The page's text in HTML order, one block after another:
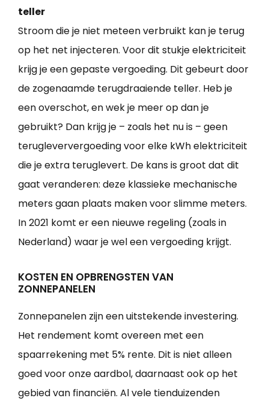
teller
Stroom die je niet meteen verbruikt kan je terug
op het net injecteren. Voor dit stukje elektriciteit
krijg je een gepaste vergoeding. Dit gebeurt door
de zogenaamde terugdraaiende teller. Heb je
een overschot, en wek je meer op dan je
gebruikt? Dan krijg je – zoals het nu is – geen
terugleververgoeding voor elke kWh elektriciteit
die je extra teruglevert. De kans is groot dat dit
gaat veranderen: deze klassieke mechanische
meters gaan plaats maken voor slimme meters.
In 2021 komt er een nieuwe regeling (zoals in
Nederland) waar je wel een vergoeding krijgt.
KOSTEN EN OPBRENGSTEN VAN
ZONNEPANELEN
Zonnepanelen zijn een uitstekende investering.
Het rendement komt overeen met een
spaarrekening met 5% rente. Dit is niet alleen
goed voor onze aardbol, daarnaast ook op het
gebied van financiën. Al vele tienduizenden